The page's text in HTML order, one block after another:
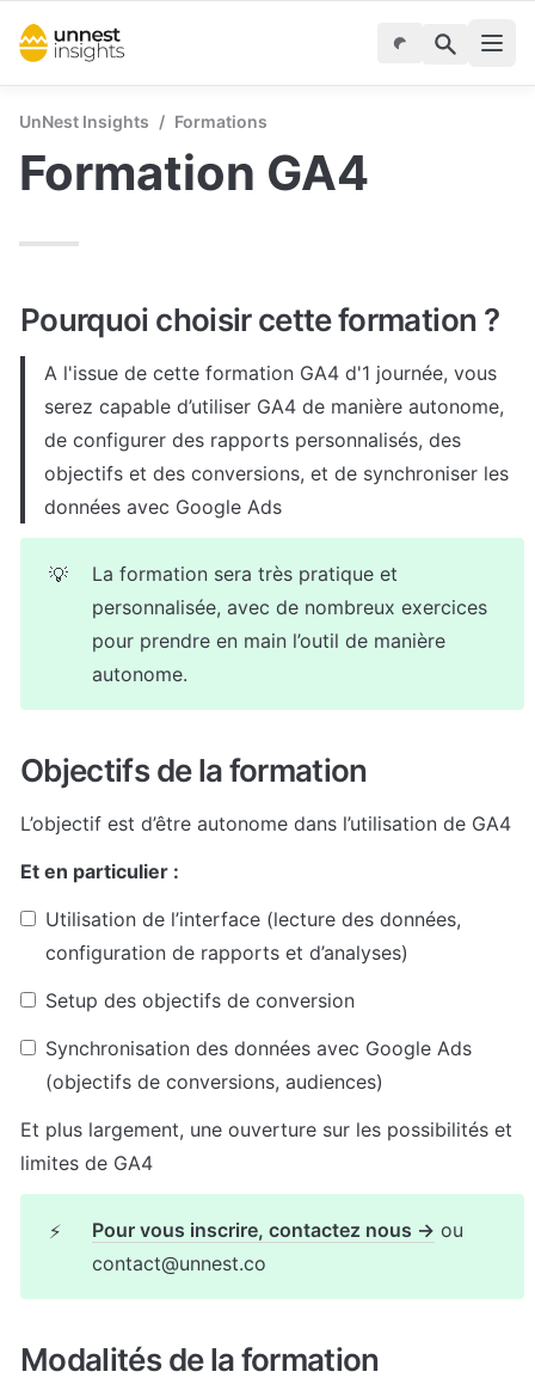
UnNest Insights / Formations
Formation GA4
Pourquoi choisir cette formation ?
A l'issue de cette formation GA4 d'1 journée, vous
serez capable d’utiliser GA4 de manière autonome,
de configurer des rapports personnalisés, des
objectifs et des conversions, et de synchroniser les
données avec Google Ads
💡
La formation sera très pratique et
personnalisée, avec de nombreux exercices
pour prendre en main l’outil de manière
autonome.
Objectifs de la formation
L’objectif est d’être autonome dans l’utilisation de GA4
Et en particulier :
Utilisation de l’interface (lecture des données,
configuration de rapports et d’analyses)
Setup des objectifs de conversion
Synchronisation des données avec Google Ads
(objectifs de conversions, audiences)
Et plus largement, une ouverture sur les possibilités et
limites de GA4
⚡ Pour vous inscrire, contactez nous → ou
contact@unnest.co
Modalités de la formation